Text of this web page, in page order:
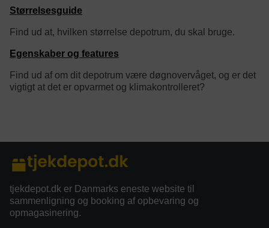
Størrelsesguide
Find ud at, hvilken størrelse depotrum, du skal bruge.
Egenskaber og features
Find ud af om dit depotrum være døgnovervåget, og er det
vigtigt at det er opvarmet og klimakontrolleret?
tjekdepot.dk er Danmarks eneste website til
sammenligning og booking af opbevaring og
opmagasinering.